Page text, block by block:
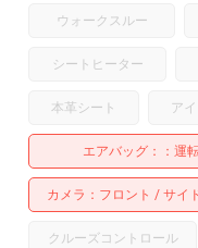
ウォークスルー
シートヒーター
本革シート ア
エアバッグ： 運
カメラ フロント サイ
クルーズコントロール